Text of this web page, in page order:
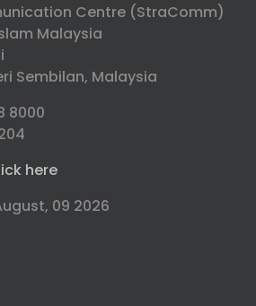
Centre (StraComm)
Malaysia
Sembilan, Malaysia
8000
here
09 2026